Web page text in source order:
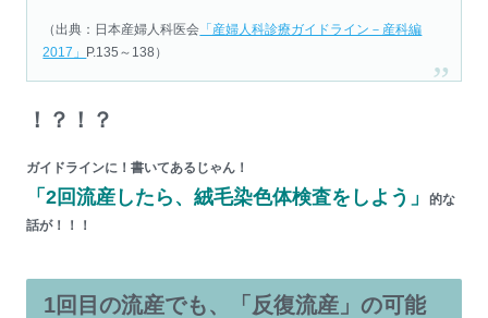
（出典：日本産婦人科医会 「産婦人科診療ガイドライン－産科編
2017」
P.135～138）
！？！？
ガイドラインに！書いてあるじゃん！
「2回流産したら、絨毛染色体検査をしよう」
的な
話が！！！
1回目の流産でも、「反復流産」の可能